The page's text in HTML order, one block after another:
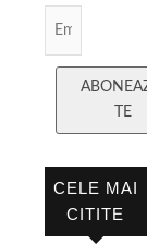
TE
CELE MAI
CITITE